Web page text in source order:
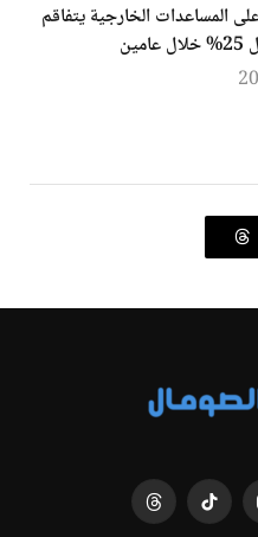
المساعدات الخارجية يتفاقم
تيكتوك Threads